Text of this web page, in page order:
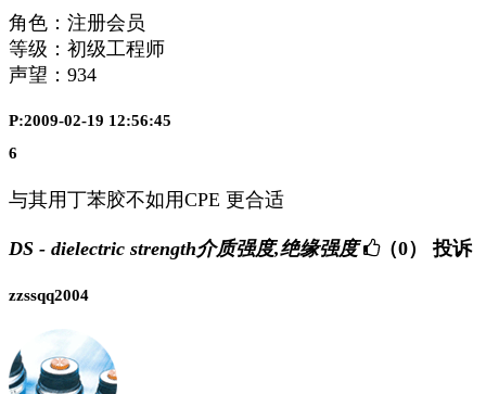
角色：注册会员
等级：初级工程师
声望： 934
P:2009-02-19 12:56:45
6
与其用丁苯胶不如用CPE 更合适
DS - dielectric strength介质强度,绝缘强度 （0） 投诉
zzssqq2004